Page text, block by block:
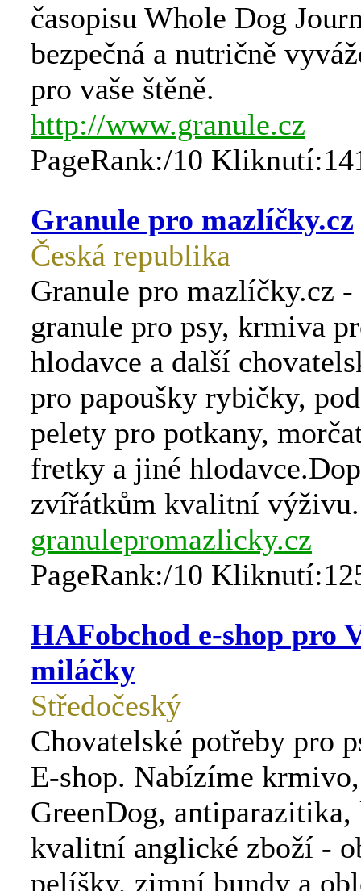
časopisu Whole Dog
bezpečná a nutričně
pro vaše štěně.
http://www.granule.cz
PageRank:/10
Granule pro mazlíčky.cz
Česká republika
Granule pro mazlíčky.cz
granule pro psy, krmiva
hlodavce a další
pro papoušky rybičky,
pelety pro potkany,
fretky a jiné
zvířátkům kvalitní výživu.
granulepromazlicky.cz
PageRank:/10
HAFobchod e-shop pro
miláčky
Středočeský
Chovatelské potřeby pro
E-shop. Nabízíme
GreenDog,
kvalitní anglické zboží -
pelíšky, zimní bundy a